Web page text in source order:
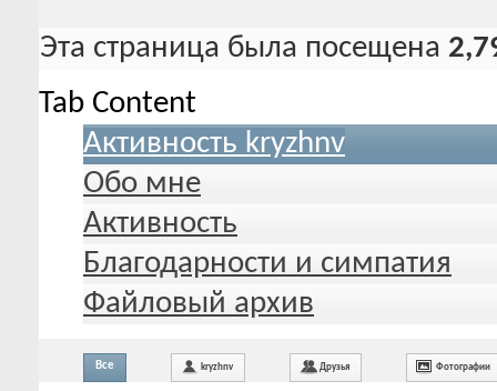
Эта страница была посещена
Tab Content
Активность kryzhnv
Обо мне
Активность
Благодарности и симпатия
Файловый архив
Все kryzhnv Друзья Фотографии